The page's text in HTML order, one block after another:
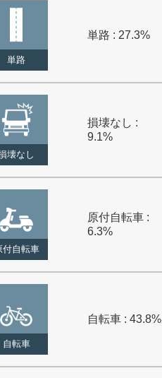
単路
単路 : 27.3%
壊なし
損壊なし :
9.1%
付自転車
原付自転車 :
6.3%
自転車
自転車 : 43.8%